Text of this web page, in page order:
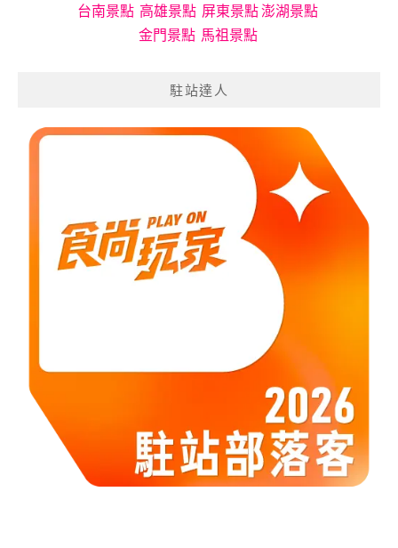
台南景點 高雄景點 屏東景點澎湖景點
金門景點 馬祖景點
駐站達人